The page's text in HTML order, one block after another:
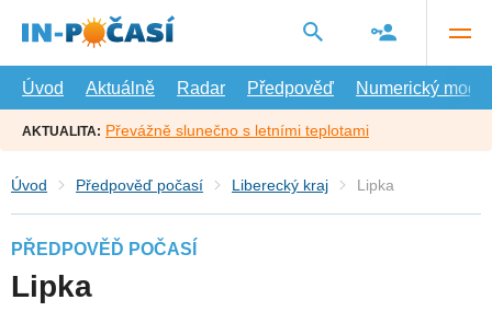
hlavní
Úvod
Aktuálně Radar Předpověď Numerický model
AKTUALITA: Převážně slunečno s letními teplotami
Úvod Předpověď počasí Liberecký kraj Lipka
PŘEDPOVĚĎ POČASÍ
Lipka